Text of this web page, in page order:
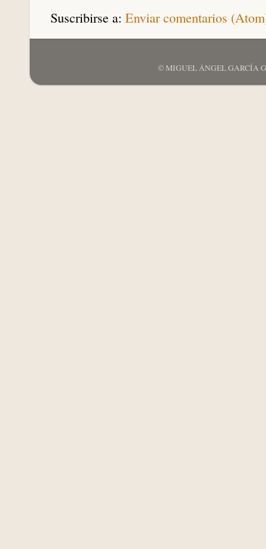
Suscribirse a: Enviar comentarios
© MIGUEL ÁNGEL GARCÍA